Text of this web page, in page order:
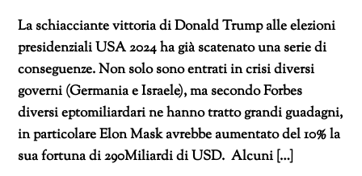
La schiacciante vittoria di Donald Trump alle elezioni
presidenziali USA 2024 ha già scatenato una serie di
conseguenze. Non solo sono entrati in crisi diversi
governi (Germania e Israele), ma secondo Forbes
diversi eptomiliardari ne hanno tratto grandi guadagni,
in particolare Elon Mask avrebbe aumentato del 10% la
sua fortuna di 290Miliardi di USD. Alcuni […]